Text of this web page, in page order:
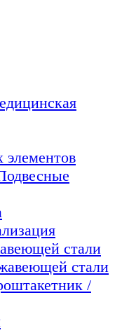
элементов
стали
стали
/